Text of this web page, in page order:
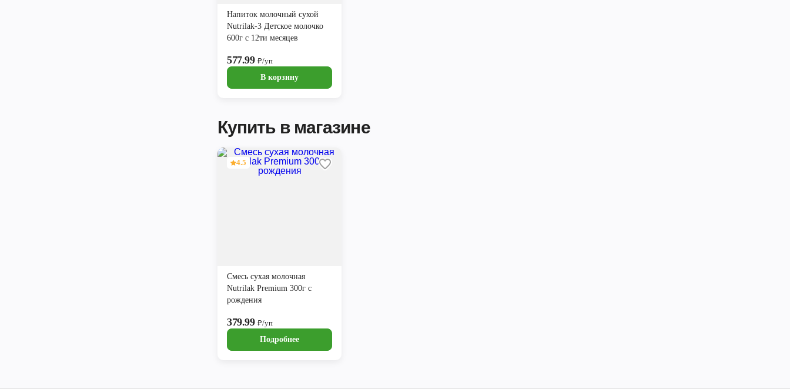
Напиток молочный сухой
Nutrilak-3 Детское молочко
600г с 12ти месяцев
577.99₽/уп
В корзину
Купить в магазине
4.5
Смесь сухая молочная
Nutrilak Premium 300г с
рождения
379.99₽/уп
Подробнее